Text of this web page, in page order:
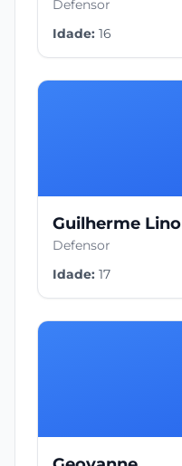
Defensor
Idade: 16
Guilherme Lino
Defensor
Idade: 17